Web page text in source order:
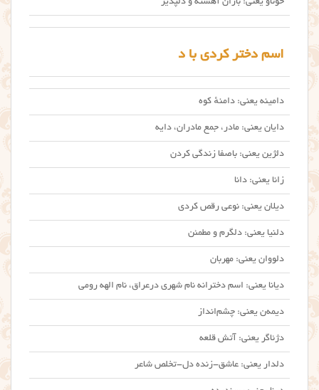
اسم دختر کردی با د
دامینه یعنی: دامنهٔ کوه
دایان یعنی: مادر، جمع مادران، دایه
دلژین یعنی: باصفا زندگی کردن
زانا یعنی: دانا
دیلان یعنی: نوعی رقص کردی
دلنیا یعنی: دلگرم و مطمئن
دلووان یعنی: مهربان
دیانا یعنی: اسم دخترانه نام شهری درعراق، نام الهه رومی
دیمه‌ن یعنی: چشم‌انداز
دژئاگر یعنی: آتش قلعه
دلدار یعنی: عاشق-زنده دل-تخلص شاعر